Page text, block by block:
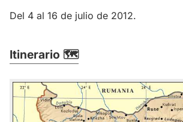
Del 4 al 16 de julio de 2012.
Itinerario 🗺️